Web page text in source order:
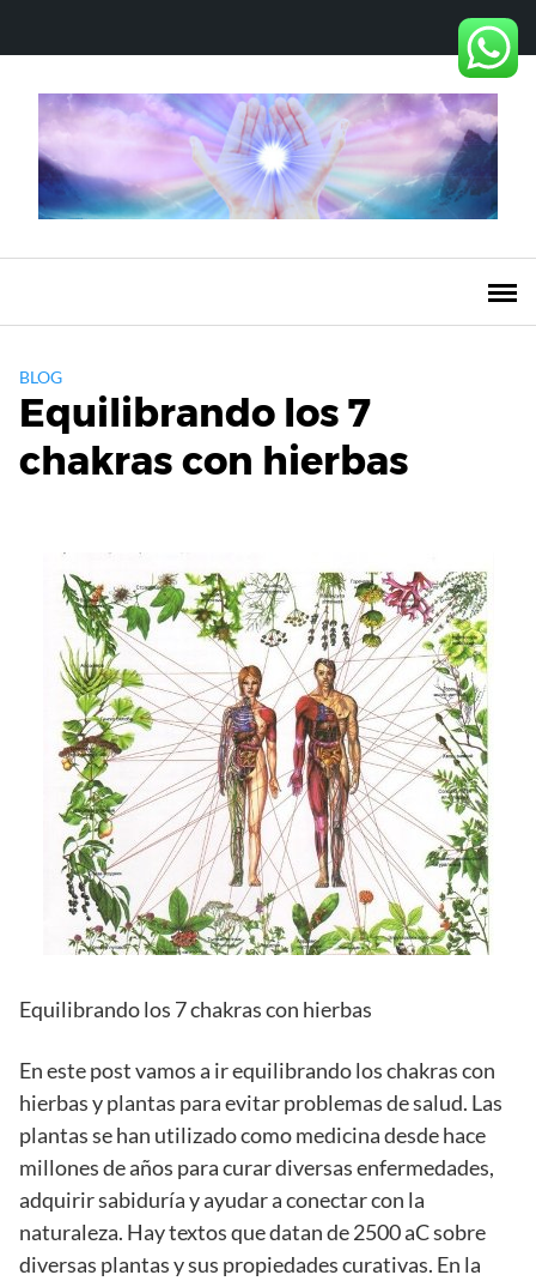
contenido
BLOG
Equilibrando los 7
chakras con hierbas
Equilibrando los 7 chakras con hierbas
En este post vamos a ir equilibrando los chakras con
hierbas y plantas para evitar problemas de salud. Las
plantas se han utilizado como medicina desde hace
millones de años para curar diversas enfermedades,
adquirir sabiduría y ayudar a conectar con la
naturaleza. Hay textos que datan de 2500 aC sobre
diversas plantas y sus propiedades curativas. En la